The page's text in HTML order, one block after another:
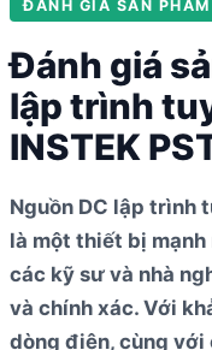
ĐÁNH GIÁ SẢN PHẨM
Đánh giá
lập trình
INSTEK
Nguồn DC lập trình
là một thiết bị mạnh
các kỹ sư và nhà
và chính xác. Với
dòng điện, cùng với